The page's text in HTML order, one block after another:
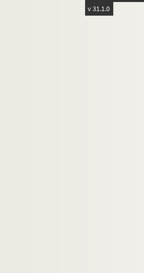
v 31.1.0